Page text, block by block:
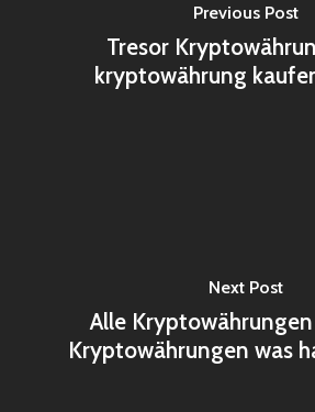
Previous Post
Tresor
kryptowährung
Next Post
Alle
Kryptowährungen was